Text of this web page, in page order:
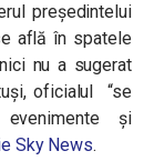
președintelui
află în spatele
nu a sugerat
oficialul “se
și
Sky News.